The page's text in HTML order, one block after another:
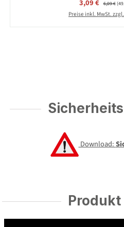
Verkaufspreis:
3,09 € 6,09 €
Preise inkl. MwSt.
Download:
Produkt